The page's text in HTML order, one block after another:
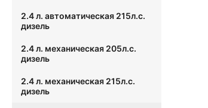
2.4 л. автоматическая 215л.с.
дизель
2.4 л. механическая 205л.с.
дизель
2.4 л. механическая 215л.с.
дизель